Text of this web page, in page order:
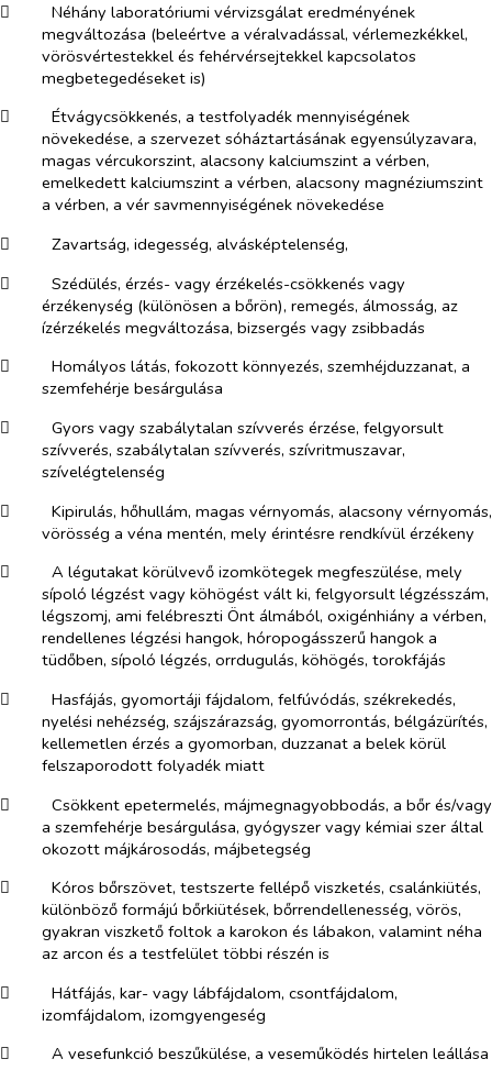
​
Néhány laboratóriumi vérvizsgálat eredményének
megváltozása (beleértve a véralvadással, vérlemezkékkel,
vörösvértestekkel és fehérvérsejtekkel kapcsolatos
megbetegedéseket is)
​
Étvágycsökkenés, a testfolyadék mennyiségének
növekedése, a szervezet sóháztartásának egyensúlyzavara,
magas vércukorszint, alacsony kalciumszint a vérben,
emelkedett kalciumszint a vérben, alacsony magnéziumszint
a vérben, a vér savmennyiségének növekedése
​
Zavartság, idegesség, alvásképtelenség,
​
Szédülés, érzés- vagy érzékelés-csökkenés vagy
érzékenység (különösen a bőrön), remegés, álmosság, az
ízérzékelés megváltozása, bizsergés vagy zsibbadás
​
Homályos látás, fokozott könnyezés, szemhéjduzzanat, a
szemfehérje besárgulása
​
Gyors vagy szabálytalan szívverés érzése, felgyorsult
szívverés, szabálytalan szívverés, szívritmuszavar,
szívelégtelenség
​
Kipirulás, hőhullám, magas vérnyomás, alacsony vérnyomás,
vörösség a véna mentén, mely érintésre rendkívül érzékeny
​
A légutakat körülvevő izomkötegek megfeszülése, mely
sípoló légzést vagy köhögést vált ki, felgyorsult légzésszám,
légszomj, ami felébreszti Önt álmából, oxigénhiány a vérben,
rendellenes légzési hangok, hóropogásszerű hangok a
tüdőben, sípoló légzés, orrdugulás, köhögés, torokfájás
​
Hasfájás, gyomortáji fájdalom, felfúvódás, székrekedés,
nyelési nehézség, szájszárazság, gyomorrontás, bélgázürítés,
kellemetlen érzés a gyomorban, duzzanat a belek körül
felszaporodott folyadék miatt
​
Csökkent epetermelés, májmegnagyobbodás, a bőr és/vagy
a szemfehérje besárgulása, gyógyszer vagy kémiai szer által
okozott májkárosodás, májbetegség
​
Kóros bőrszövet, testszerte fellépő viszketés, csalánkiütés,
különböző formájú bőrkiütések, bőrrendellenesség, vörös,
gyakran viszkető foltok a karokon és lábakon, valamint néha
az arcon és a testfelület többi részén is
​
Hátfájás, kar- vagy lábfájdalom, csontfájdalom,
izomfájdalom, izomgyengeség
​
A vesefunkció beszűkülése, a veseműködés hirtelen leállása